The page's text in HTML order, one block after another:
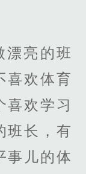
漂亮的班
喜欢体育
喜欢学习
班长，有
事儿的体